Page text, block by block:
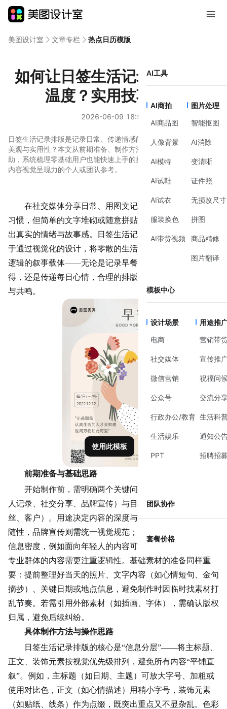
AI工具
AI商拍
AI商品图
人像背景
AI模特
AI试鞋
AI试衣
服装换色
AI带货视频
图片处理
智能抠图
AI消除
变清晰
证件照
无损改尺寸
拼图
商品精修
图片翻译
模板中心
设计场景
电商
社交媒体
微信营销
公众号
行政办公/教育
生活娱乐
PPT
用途推
营销带
宣传推
祝福问
交流分
生活科
通知公
招聘招
团队协作
套餐价格
美图设计室 文章专栏 热点日历模版
如何让日签生活记录排版更有
温度？实用技巧分享
2026-06-09 18:59
日签生活记录排版是记录日常、传递情感的重要方式，但如何兼顾
美观与实用性？本文从前期准备、制作方法、风格建议到工具辅
助，系统梳理零基础用户也能快速上手的操作思路，适合需要提升
内容视觉呈现力的个人或团队参考。
在社交媒体分享日常、用图文记录生活已成为许多人的
习惯，但简单的文字堆砌或随意拼贴的照片，往往难以传递
出真实的情绪与故事感。日签生活记录排版的核心价值，在
于通过视觉化的设计，将零散的生活片段转化为有温度、有
逻辑的叙事载体——无论是记录早餐的仪式感、分享读书心
得 ，还是传递每日心情，合理的排版都能让内容更易被理解
与共鸣。
使用此模板
前期准备与基础思路
开始制作前，需明确两个关键问题：日签的用途（如个
人记录、社交分享、品牌宣传）与目标受众（如亲友、粉
丝、客户）。用途决定内容的深度与风格——个人记录可更
随性，品牌宣传则需统一视觉规范；受众则影响语言风格与
信息密度，例如面向年轻人 的内容可增加趣味性元素，面向
专业群体的内容需更注重逻辑性。基础素材的准备同样重
要：提前整理好当天的照片、文字内容（如心情短句、金句
摘抄）、关键日期或地点信息，避免制作时因临时找素材打
乱节奏。若需引用外部素材（如插画、字体），需确认版权
归属，避免后续纠纷。
具体制作方法与操作思路
日签生活记录排版的核心是“信息分层”——将主标题、
正文、装饰元素按视觉优先级排列，避免所有内容“平铺直
叙”。例如，主标题（如日期、主题）可放大字号、加粗或
使用对比色，正文（如心情描述）用稍小字号，装饰元素
（如贴纸、线条）作为点缀，既突出重点又不显杂乱。 色彩